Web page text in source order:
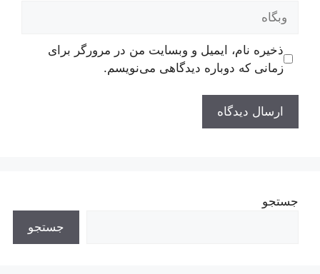
وبگاه
ذخیره نام، ایمیل و وبسایت من در مرورگر برای
زمانی که دوباره دیدگاهی می‌نویسم.
جستجو
جستجو